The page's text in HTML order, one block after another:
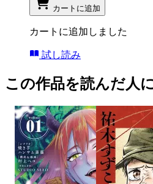
カートに追加
カートに追加しました
試し読み
この作品を読んだ人